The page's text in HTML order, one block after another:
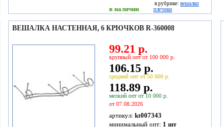
в наличии
в рубрике: вешалки
плечики
ВЕШАЛКА НАСТЕННАЯ, 6 КРЮЧКОВ R-360008
99.21 р.
крупный опт от 100 000 р.
106.15 р.
средний опт от 50 000 р.
118.89 р.
мелкий опт от 10 000 р.
от 07.08.2026
артикул: kt007343
минимальный опт: 1 шт